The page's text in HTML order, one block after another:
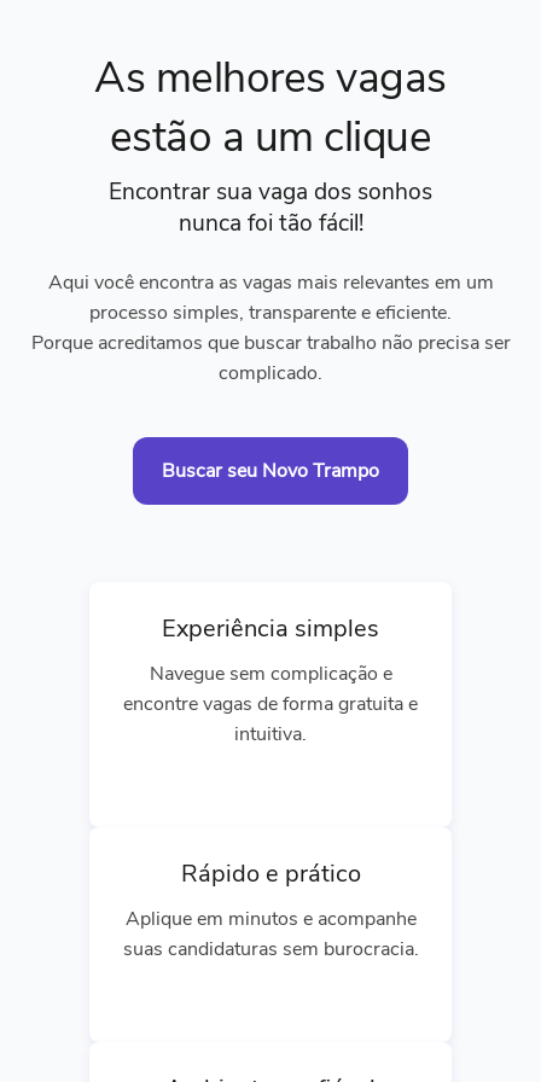
As melhores vagas
estão a um clique
Encontrar sua vaga dos sonhos
nunca foi tão fácil!
Aqui você encontra as vagas mais relevantes em um
processo simples, transparente e eficiente.
Porque acreditamos que buscar trabalho não precisa ser
complicado.
Buscar seu Novo Trampo
Experiência simples
Navegue sem complicação e
encontre vagas de forma gratuita e
intuitiva.
Rápido e prático
Aplique em minutos e acompanhe
suas candidaturas sem burocracia.